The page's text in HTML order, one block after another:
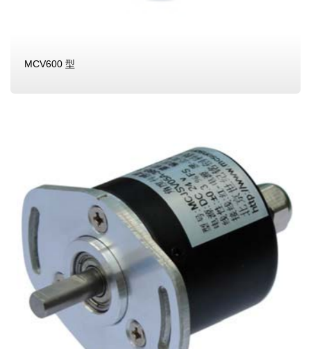
MCV600 型